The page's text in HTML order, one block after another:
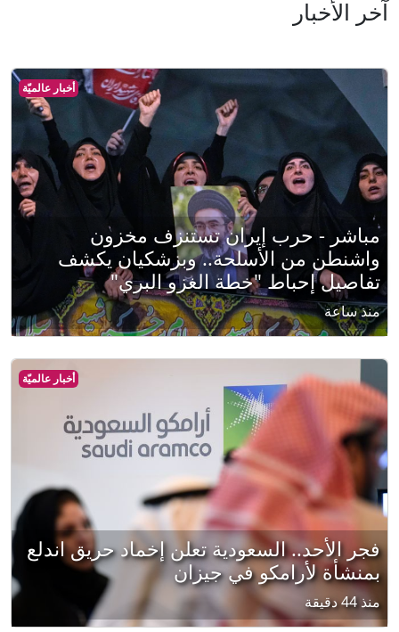
آخر الأخبار
أخبار عالميّة
مباشر - حرب إيران تستنزف مخزون
واشنطن من الأسلحة.. وبزشكيان يكشف
تفاصيل إحباط "خطة الغزو البري"
منذ ساعة
أخبار عالميّة
فجر الأحد.. السعودية تعلن إخماد حريق اندلع
بمنشأة لأرامكو في جيزان
منذ 44 دقيقة